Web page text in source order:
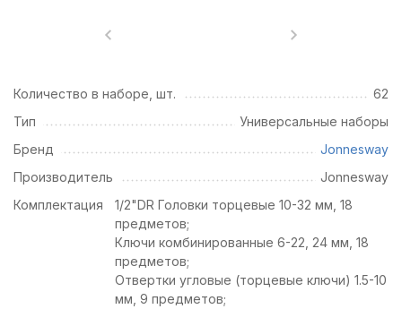
Количество в наборе, шт.
62
Тип
Универсальные наборы
Бренд
Jonnesway
Производитель
Jonnesway
Комплектация
1/2"DR Головки торцевые 10-32 мм, 18
предметов;
Ключи комбинированные 6-22, 24 мм, 18
предметов;
Отвертки угловые (торцевые ключи) 1.5-10
мм, 9 предметов;